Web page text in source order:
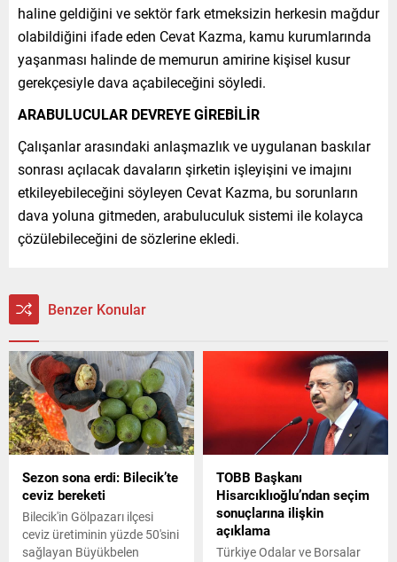
haline geldiğini ve sektör fark etmeksizin herkesin mağdur
olabildiğini ifade eden Cevat Kazma, kamu kurumlarında
yaşanması halinde de memurun amirine kişisel kusur
gerekçesiyle dava açabileceğini söyledi.
ARABULUCULAR DEVREYE GİREBİLİR
Çalışanlar arasındaki anlaşmazlık ve uygulanan baskılar
sonrası açılacak davaların şirketin işleyişini ve imajını
etkileyebileceğini söyleyen Cevat Kazma, bu sorunların
dava yoluna gitmeden, arabuluculuk sistemi ile kolayca
çözülebileceğini de sözlerine ekledi.
Benzer Konular
Sezon sona erdi: Bilecik’te
ceviz bereketi
Bilecik'in Gölpazarı ilçesi
ceviz üretiminin yüzde 50'sini
sağlayan Büyükbelen
TOBB Başkanı
Hisarcıklıoğlu’ndan seçim
sonuçlarına ilişkin
açıklama
Türkiye Odalar ve Borsalar